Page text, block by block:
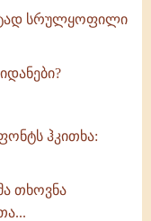
სრულყოფილი
ჰკითხა:
თხოვნა